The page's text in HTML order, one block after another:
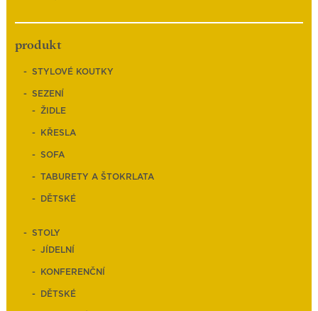
produkt
STYLOVÉ KOUTKY
SEZENÍ
ŽIDLE
KŘESLA
SOFA
TABURETY A ŠTOKRLATA
DĚTSKÉ
STOLY
JÍDELNÍ
KONFERENČNÍ
DĚTSKÉ